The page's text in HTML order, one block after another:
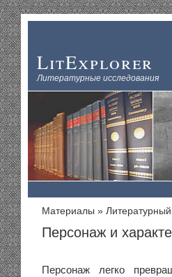
LitExplorer
Литературные исследования
Материалы » Литературный
Персонаж и
Персонаж легко